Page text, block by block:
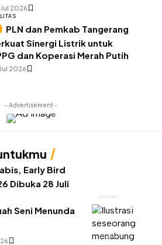
2026
PLN dan Pemkab Tangerang
Sinergi Listrik untuk
dan Koperasi Merah Putih
2026
- Advertisement -
GAYA HIDUP
Early Bird
Dibuka 28 Juli
KEUANGAN
Seni Menunda